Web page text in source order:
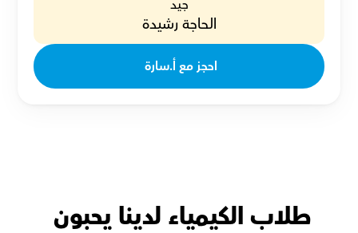
جيد
الحاجة رشيدة
احجز مع أ.سارة